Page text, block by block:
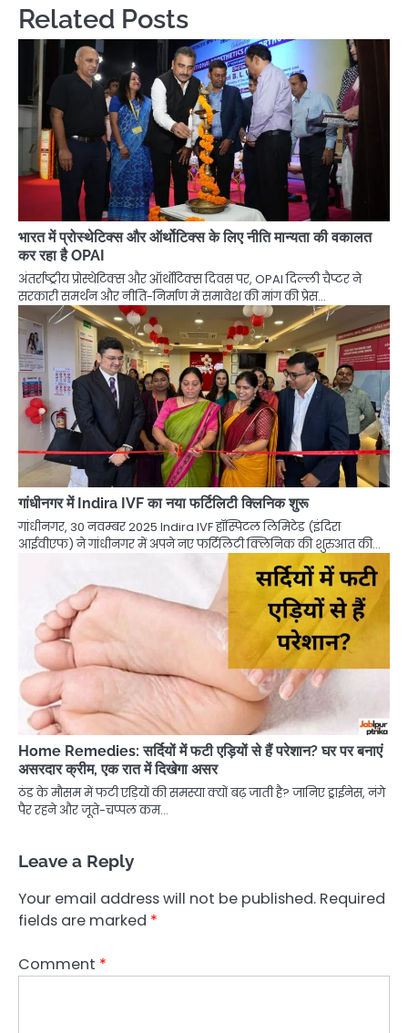
Related Posts
भारत में प्रोस्थेटिक्स और ऑर्थोटिक्स के लिए नीति मान्यता की वकालत
कर रहा है OPAI
अंतर्राष्ट्रीय प्रोस्थेटिक्स और ऑर्थोटिक्स दिवस पर, OPAI दिल्ली चैप्टर ने
सरकारी समर्थन और नीति-निर्माण में समावेश की मांग की प्रेस…
गांधीनगर में Indira IVF का नया फर्टिलिटी क्लिनिक शुरू
गांधीनगर, 30 नवम्बर 2025 Indira IVF हॉस्पिटल लिमिटेड (इंदिरा
आईवीएफ) ने गांधीनगर में अपने नए फर्टिलिटी क्लिनिक की शुरुआत की…
Home Remedies: सर्दियों में फटी एड़ियों से हैं परेशान? घर पर बनाएं
असरदार क्रीम, एक रात में दिखेगा असर
ठंड के मौसम में फटी एड़ियों की समस्या क्यों बढ़ जाती है? जानिए ड्राईनेस, नंगे
पैर रहने और जूते-चप्पल कम…
Leave a Reply
Your email address will not be published. Required
fields are marked *
Comment *